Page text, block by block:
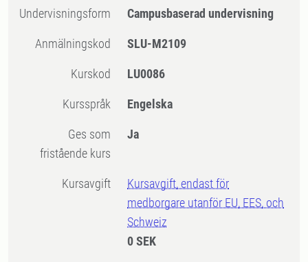
Undervisningsform Campusbaserad undervisning
Anmälningskod SLU-M2109
Kurskod LU0086
Kursspråk Engelska
Ges som
fristående kurs
Ja
Kursavgift
Kursavgift, endast för
medborgare utanför EU, EES, och
Schweiz
0 SEK